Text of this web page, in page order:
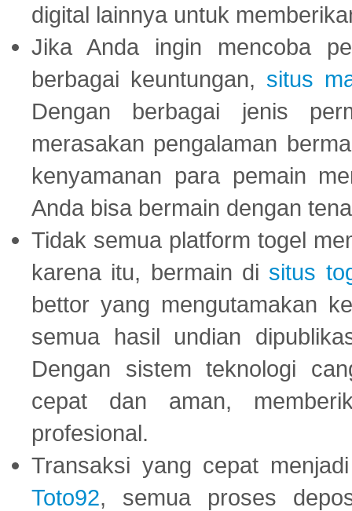
digital lainnya untuk
Jika Anda ingin mencoba
berbagai keuntungan, situs
Dengan berbagai jenis
merasakan pengalaman
kenyamanan para pemain
Anda bisa bermain dengan
Tidak semua platform togel
karena itu, bermain di situs
bettor yang mengutamakan
semua hasil undian
Dengan sistem teknologi
cepat dan aman,
profesional.
Transaksi yang cepat
Toto92, semua proses